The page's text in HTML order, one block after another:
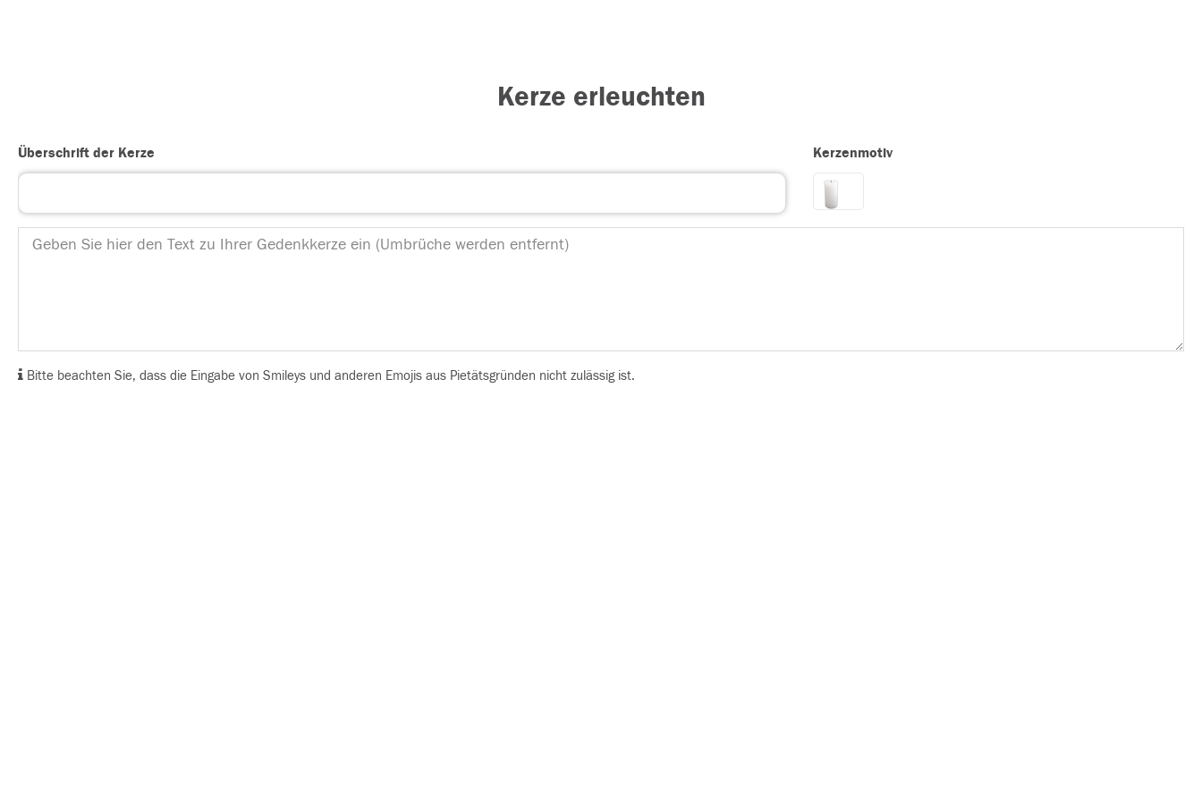
Kerze erleuchten
Überschrift der Kerze Kerzenmotiv
Bitte beachten Sie, dass die Eingabe von Smileys und anderen Emojis aus Pietätsgründen nicht zulässig ist.